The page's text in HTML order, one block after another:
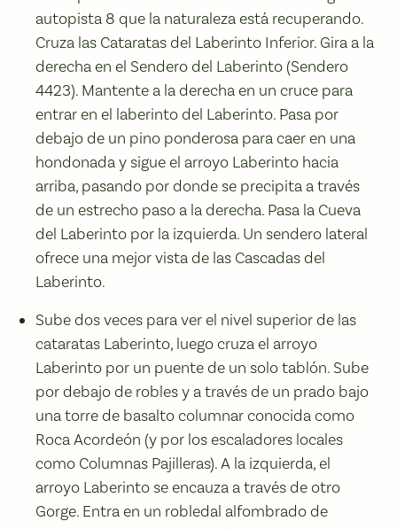
autopista 8 que la naturaleza está recuperando.
Cruza las Cataratas del Laberinto Inferior. Gira a la
derecha en el Sendero del Laberinto (Sendero
4423). Mantente a la derecha en un cruce para
entrar en el laberinto del Laberinto. Pasa por
debajo de un pino ponderosa para caer en una
hondonada y sigue el arroyo Laberinto hacia
arriba, pasando por donde se precipita a través
de un estrecho paso a la derecha. Pasa la Cueva
del Laberinto por la izquierda. Un sendero lateral
ofrece una mejor vista de las Cascadas del
Laberinto.
Sube dos veces para ver el nivel superior de las
cataratas Laberinto, luego cruza el arroyo
Laberinto por un puente de un solo tablón. Sube
por debajo de robles y a través de un prado bajo
una torre de basalto columnar conocida como
Roca Acordeón (y por los escaladores locales
como Columnas Pajilleras). A la izquierda, el
arroyo Laberinto se encauza a través de otro
Gorge. Entra en un robledal alfombrado de